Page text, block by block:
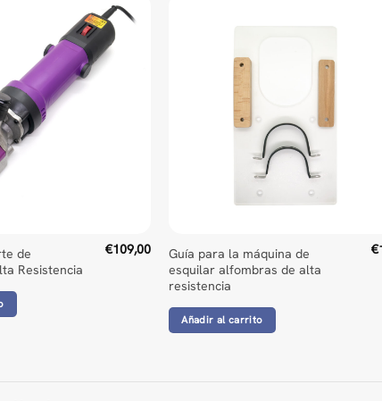
de
Resistencia
€109,00
Guía para la máquina de
esquilar alfombras de alta
resistencia
€
Añadir al carrito